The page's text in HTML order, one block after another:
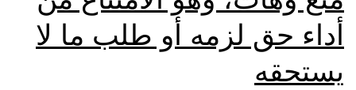
أداء حق لزمه أو طلب ما لا
يستحقه